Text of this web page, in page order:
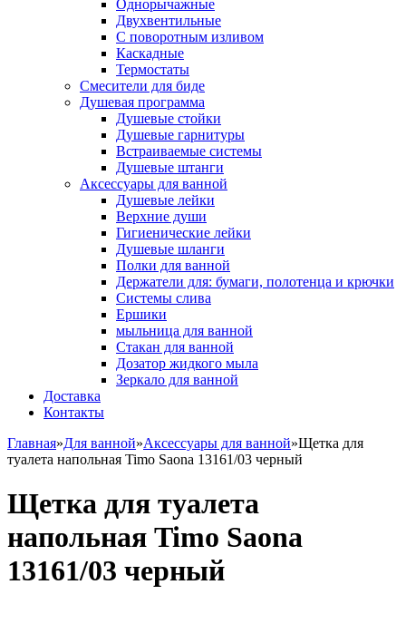
Однорычажные
Двухвентильные
С поворотным изливом
Каскадные
Термостаты
Смесители для биде
Душевая программа
Душевые стойки
Душевые гарнитуры
Встраиваемые системы
Душевые штанги
Аксессуары для ванной
Душевые лейки
Верхние души
Гигиенические лейки
Душевые шланги
Полки для ванной
Держатели для: бумаги, полотенца и крючки
Системы слива
Ершики
мыльница для ванной
Стакан для ванной
Дозатор жидкого мыла
Зеркало для ванной
Доставка
Контакты
Главная»Для ванной»Аксессуары для ванной»Щетка для
туалета напольная Timo Saona 13161/03 черный
Щетка для туалета
напольная Timo Saona
13161/03 черный